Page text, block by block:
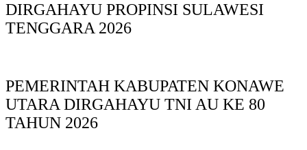
DIRGAHAYU PROPINSI SULAWESI
TENGGARA 2026
PEMERINTAH KABUPATEN KONAWE
UTARA DIRGAHAYU TNI AU KE 80
TAHUN 2026